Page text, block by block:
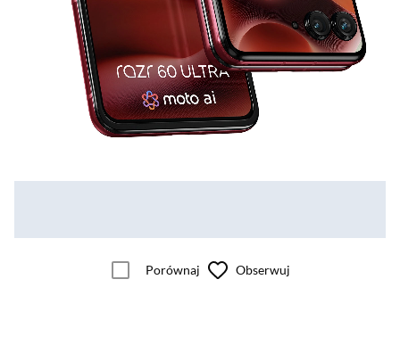
Porównaj Obserwuj